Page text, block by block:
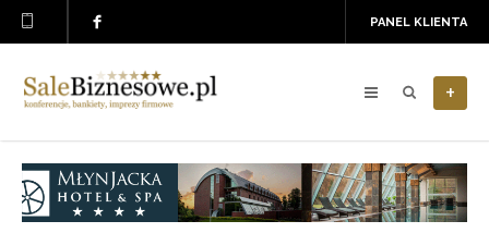
PANEL KLIENTA
+